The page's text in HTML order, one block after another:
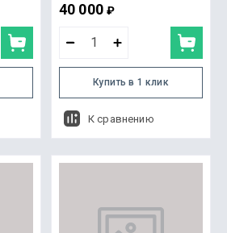
40 000 ₽
Купить в 1 клик
К сравнению